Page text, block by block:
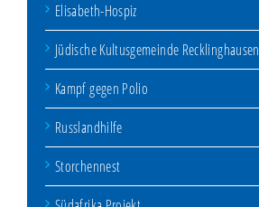
Elisabeth-Hospiz
Jüdische Kultusgemeinde Recklinghausen
Kampf gegen Polio
Russlandhilfe
Storchennest